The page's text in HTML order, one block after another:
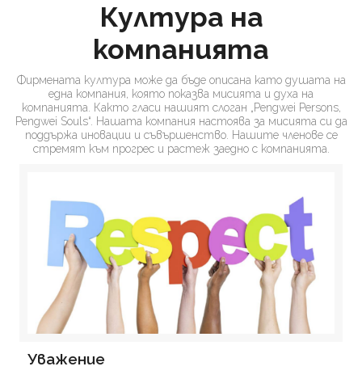
Култура на
компанията
Фирмената култура може да бъде описана като душата на
една компания, която показва мисията и духа на
компанията. Както гласи нашият слоган „Pengwei Persons,
Pengwei Souls“. Нашата компания настоява за мисията си да
поддържа иновации и съвършенство. Нашите членове се
стремят към прогрес и растеж заедно с компанията.
Уважение